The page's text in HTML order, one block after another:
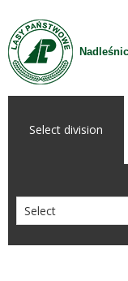
Skip to Content
Select division